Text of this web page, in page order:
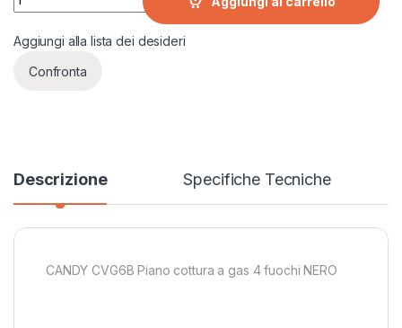
Aggiungi alla lista dei desideri
Confronta
Descrizione Specifiche Tecniche
CANDY CVG6B Piano cottura a gas 4 fuochi NERO